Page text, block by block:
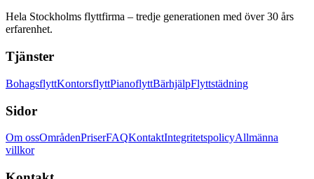
Hela Stockholms flyttfirma – tredje generationen med över 30 års
erfarenhet.
Tjänster
BohagsflyttKontorsflyttPianoflyttBärhjälpFlyttstädning
Sidor
Om ossOmrådenPriserFAQKontaktIntegritetspolicyAllmänna
villkor